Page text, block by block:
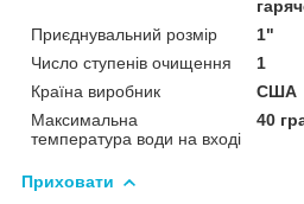
Приєднувальний розмір
1"
Число ступенів очищення
1
Країна виробник
США
Максимальна
температура води на вході
40
Приховати